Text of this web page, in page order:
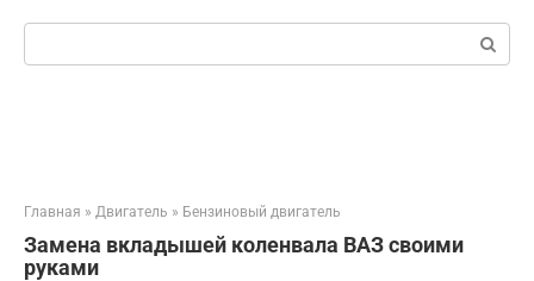
Поиск:
Главная » Двигатель » Бензиновый двигатель
Замена вкладышей коленвала ВАЗ своими
руками